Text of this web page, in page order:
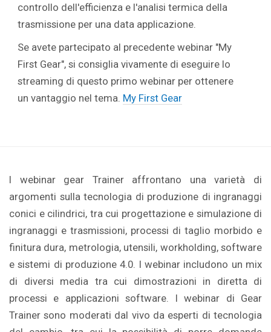
controllo dell'efficienza e l'analisi termica della
trasmissione per una data applicazione.
Se avete partecipato al precedente webinar "My
First Gear", si consiglia vivamente di eseguire lo
streaming di questo primo webinar per ottenere
un vantaggio nel tema. My First Gear
I webinar gear Trainer affrontano una varietà di
argomenti sulla tecnologia di produzione di ingranaggi
conici e cilindrici, tra cui progettazione e simulazione di
ingranaggi e trasmissioni, processi di taglio morbido e
finitura dura, metrologia, utensili, workholding, software
e sistemi di produzione 4.0. I webinar includono un mix
di diversi media tra cui dimostrazioni in diretta di
processi e applicazioni software. I webinar di Gear
Trainer sono moderati dal vivo da esperti di tecnologia